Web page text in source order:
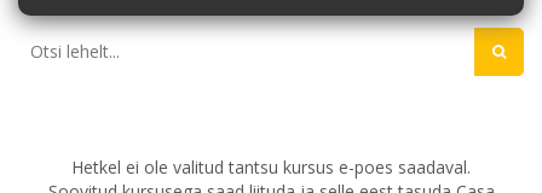
Hetkel ei ole valitud tantsu kursus e-poes saadaval.